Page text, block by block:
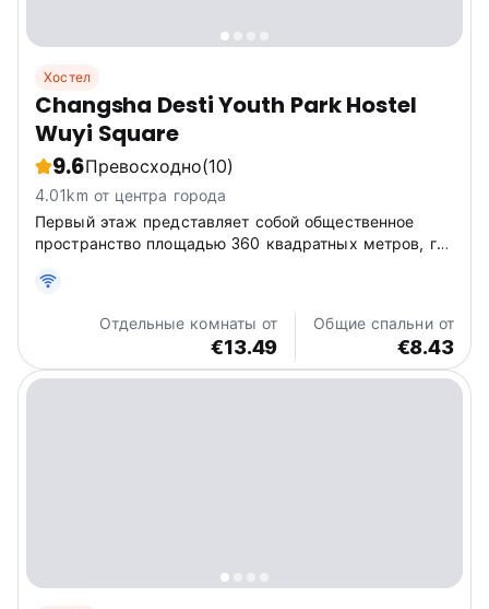
Хостел
Changsha Desti Youth Park Hostel
Wuyi Square
9.6Превосходно(10)
4.01km от центра города
Первый этаж представляет собой общественное
пространство площадью 360 квадратных метров, где
«Вервольфа».
Отдельные комнаты от
€13.49
Общие спальни от
€8.43